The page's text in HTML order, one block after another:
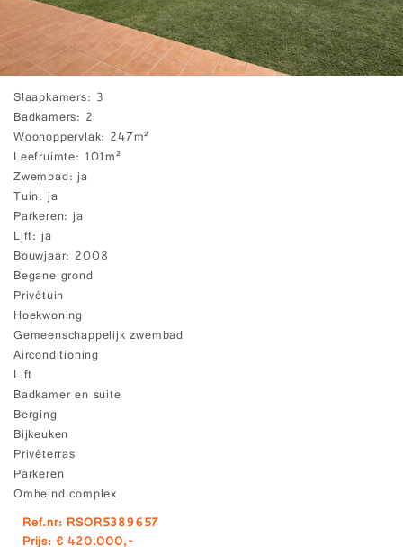
Slaapkamers 3
Badkamers 2
Woonoppervlak 247m²
Leefruimte 101m²
Zwembad ja
Tuin ja
Parkeren ja
Lift ja
Bouwjaar 2008
Begane grond
Privétuin
Hoekwoning
Gemeenschappelijk zwembad
Airconditioning
Lift
Badkamer en suite
Berging
Bijkeuken
Privéterras
Parkeren
Omheind complex
Ref.nr: RSOR5389657
Prijs: € 420.000,-